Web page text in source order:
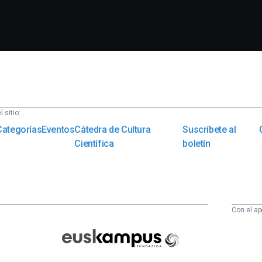
sitio:
EventosCátedra de Cultura
Científica
Suscríbete al
boletín
Fundazioa
Con el